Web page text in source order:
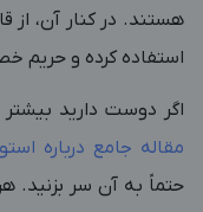
هستند. در کنار آن، از
استفاده کرده و حریم
اگر دوست دارید بیشتر
مقاله جامع درباره
حتماً به آن سر بزنید.